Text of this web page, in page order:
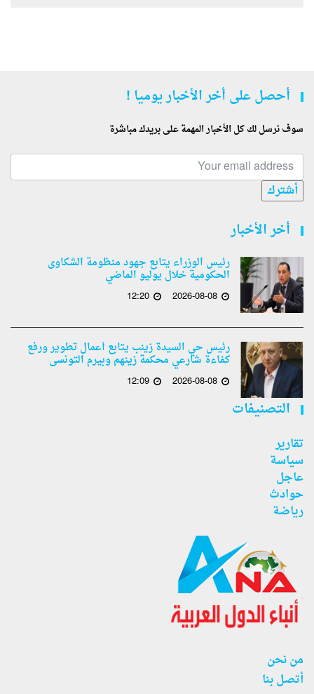
أحصل على أخر الأخبار يوميا !
سوف نرسل لك كل الأخبار المهمة على بريدك مباشرة
أشترك
أخر الأخبار
رئيس الوزراء يتابع جهود منظومة الشكاوى
الحكومية خلال يوليو الماضي
2026-08-08
12:20
رئيس حي السيدة زينب يتابع أعمال تطوير ورفع
كفاءة شارعي محكمة زينهم وبيرم التونسى
2026-08-08
12:09
التصنيفات
تقارير
سياسة
عاجل
حوادث
رياضة
من نحن
أتصل بنا